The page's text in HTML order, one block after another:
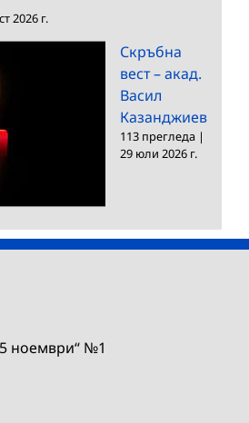
2026 г.
Скръбна
вест – акад.
Васил
Казанджиев
113 прегледа |
29 юли 2026 г.
ноември“ №1